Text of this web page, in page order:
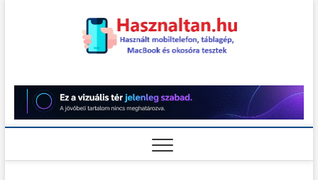
Használt
teszt
TÁBLAGÉP, MACBOOK ÉS
OKOSÓRA TESZTEK